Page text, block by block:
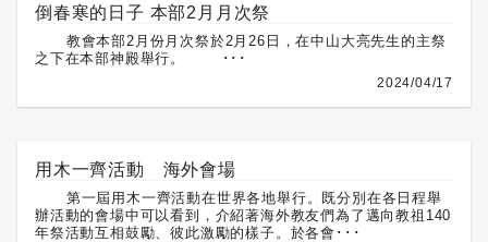
倒春寒的日子 本部2月月次祭
教會本部2月份月次祭於2月26日，在中山大亮先生的主祭
之下在本部神殿舉行。 ･･･
2024/04/17
用木一齊活動 海外會場
第一屆用木一齊活動在世界各地舉行。既分別在各日程舉
辦活動的會場中可以看到，介紹著海外教友們為了邁向教祖140
年祭活動互相鼓勵、彼此激勵的樣子。於各會･･･